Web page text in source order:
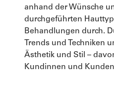
anhand der Wünsche
durchgeführten
Behandlungen durch.
Trends und Techniken
Ästhetik und Stil –
Kundinnen und